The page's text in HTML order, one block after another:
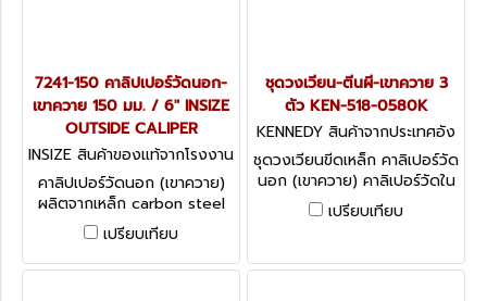
7241-150 คาลิปเปอร์วัดนอก-
เขาควาย 150 มม. / 6" INSIZE
OUTSIDE CALIPER
INSIZE สินค้าของแท้จากโรงงาน
ผู้ผลิต 7241-150
คาลิปเปอร์วัดนอก (เขาควาย)
ผลิตจากเหล็ก carbon steel
INSIZE Outside Caliper 7241
series
เปรียบเทียบ
ชุดวงเวียน-ตีนผี-เขาควาย 3
ตัว KEN-518-0580K
KENNEDY สินค้าจากประเทศอัง
กฤษ KEN-518-0580K
ชุดวงเวียนขีดเหล็ก คาลิเปอร์วัด
นอก (เขาควาย) คาลิเปอร์วัดใน
(ตีนผี) รวม 3 ตัว KENNEDY
SET - 6" DIVIDERS, 6" I/S&
เปรียบเทียบ